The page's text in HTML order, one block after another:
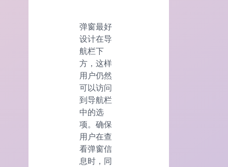
弹窗最好
设计在导
航栏下
方，这样
用户仍然
可以访问
到导航栏
中的选
项。确保
用户在查
看弹窗信
息时，同